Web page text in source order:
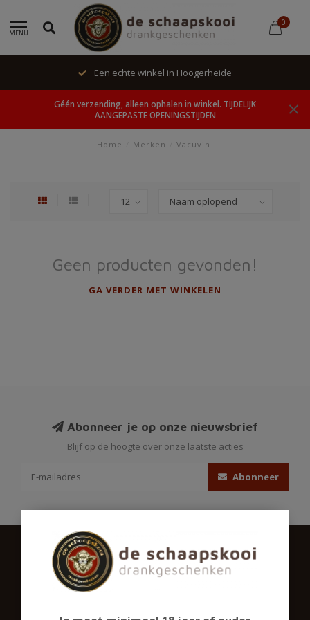
MENU
0
Een echte winkel in Hoogerheide
Géén verzending, alleen ophalen in winkel. TIJDELIJK
AANGEPASTE OPENINGSTIJDEN
Home Merken Vacuvin
Geen producten gevonden!
GA VERDER MET WINKELEN
Abonneer je op onze nieuwsbrief
Blijf op de hoogte over onze laatste acties
Abonneer
Schaapskooigeschenken.nl
Ons assortiment omvat een groot aantal biersoorten,
gedistilleerd en een ruime sortering alcoholvrij. Ook in glaswerk